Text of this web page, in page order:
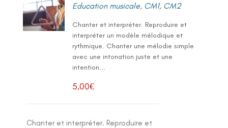
Education musicale, CM1, CM2
Chanter et interpréter. Reproduire et
interpréter un modèle mélodique et
rythmique. Chanter une mélodie simple
avec une intonation juste et une
intention...
5,00€
Chanter et interpréter. Reproduire et